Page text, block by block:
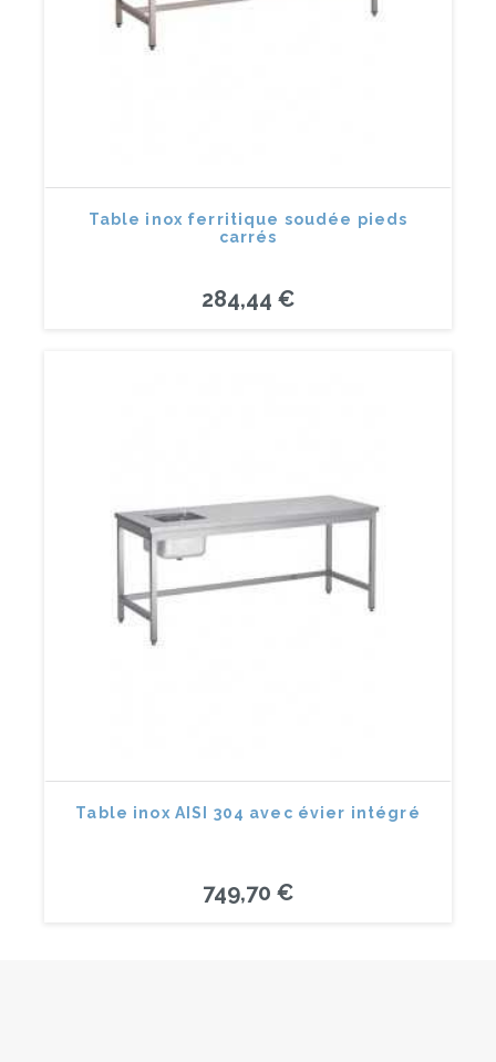
Table inox ferritique soudée pieds
carrés
284,44 €
Table inox AISI 304 avec évier intégré
749,70 €